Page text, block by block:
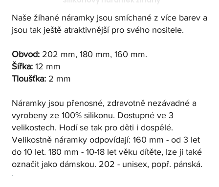
Naše žíhané náramky jsou smíchané z více barev a
jsou tak ještě atraktivnější pro svého nositele.
Obvod: 202 mm, 180 mm, 160 mm.
Šířka: 12 mm
Tloušťka: 2 mm
Náramky jsou přenosné, zdravotně nezávadné a
vyrobeny ze 100% silikonu. Dostupné ve 3
velikostech. Hodí se tak pro děti i dospělé.
Velikostně náramky odpovídají: 160 mm - od 3 let
do 10 let. 180 mm - 10-18 let věku dítěte, lze ji také
označit jako dámskou. 202 - unisex, popř. pánská.